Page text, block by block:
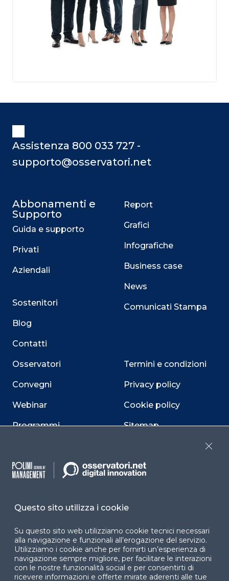
Assistenza 800 033 727 -
supporto@osservatori.net
Abbonamenti e
Supporto
Guida e supporto
Privati
Aziendali
Sostenitori
Blog
Contatti
Osservatori
Convegni
Webinar
Programmi
Report
Grafici
Infografiche
Business case
News
Comunicati Stampa
Termini e condizioni
Privacy policy
Cookie policy
Sitemap
Facebook LinkedIn
YouTube X
Questo sito utilizza i cookie
Su questo sito web utilizziamo cookie tecnici necessari
alla navigazione e funzionali all’erogazione del servizio.
Utilizziamo i cookie anche per fornirti un’esperienza di
navigazione sempre migliore, per facilitare le interazioni
con le nostre funzionalità social e per consentirti di
ricevere informazioni e offerte mirate aderenti alle tue